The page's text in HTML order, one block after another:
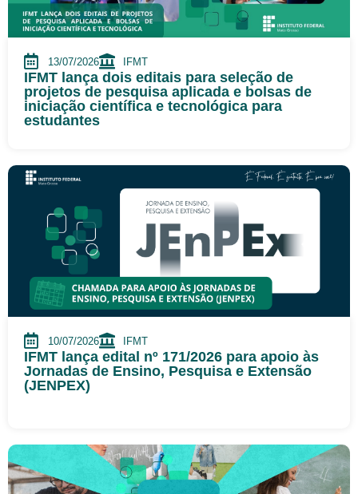
13/07/2026 IFMT
IFMT lança dois editais para seleção de
projetos de pesquisa aplicada e bolsas de
iniciação científica e tecnológica para
estudantes
10/07/2026 IFMT
IFMT lança edital nº 171/2026 para apoio às
Jornadas de Ensino, Pesquisa e Extensão
(JENPEX)